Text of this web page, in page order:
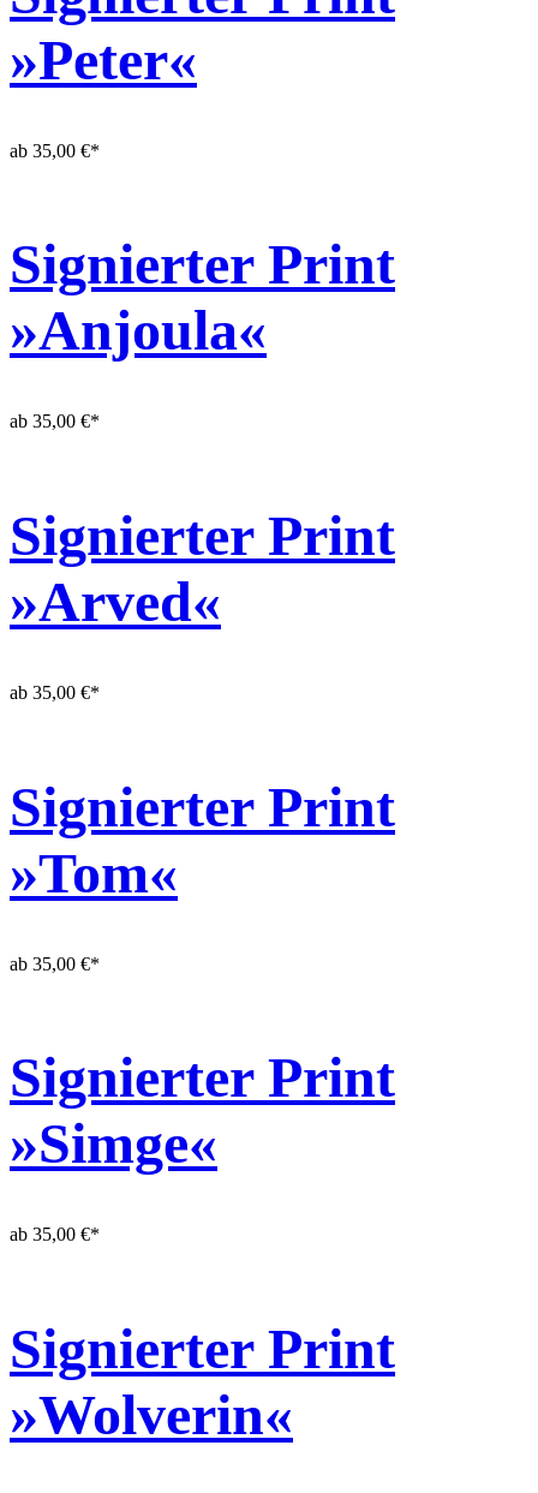
»Peter«
ab 35,00 €*
Signierter Print
»Anjoula«
ab 35,00 €*
Signierter Print
»Arved«
ab 35,00 €*
Signierter Print
»Tom«
ab 35,00 €*
Signierter Print
»Simge«
ab 35,00 €*
Signierter Print
»Wolverin«